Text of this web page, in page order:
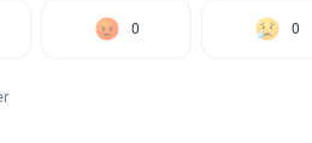
0 0